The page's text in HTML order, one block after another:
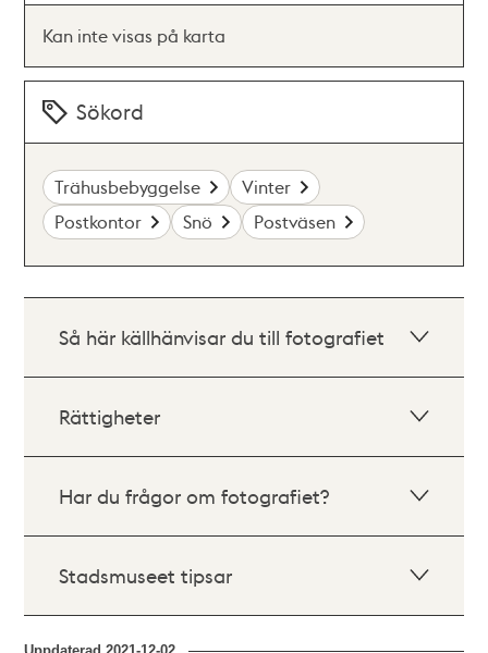
Kan inte visas på karta
Sökord
Trähusbebyggelse
Vinter
Postkontor
Snö Postväsen
Så här källhänvisar du till fotografiet
Rättigheter
Har du frågor om fotografiet?
Stadsmuseet tipsar